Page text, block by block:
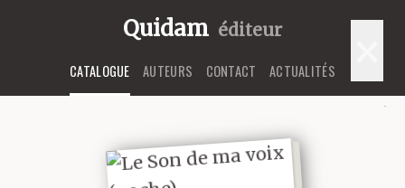
Quidam éditeur
CATALOGUE AUTEURS CONTACT ACTUALITÉS